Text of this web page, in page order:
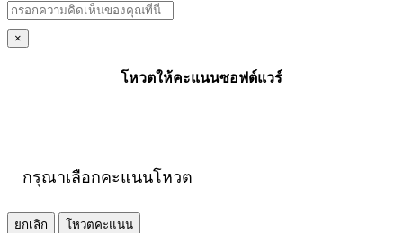
×
โหวตให้คะแนนซอฟต์แวร์
กรุณาเลือกคะแนนโหวต
ยกเลิก
โหวตคะแนน